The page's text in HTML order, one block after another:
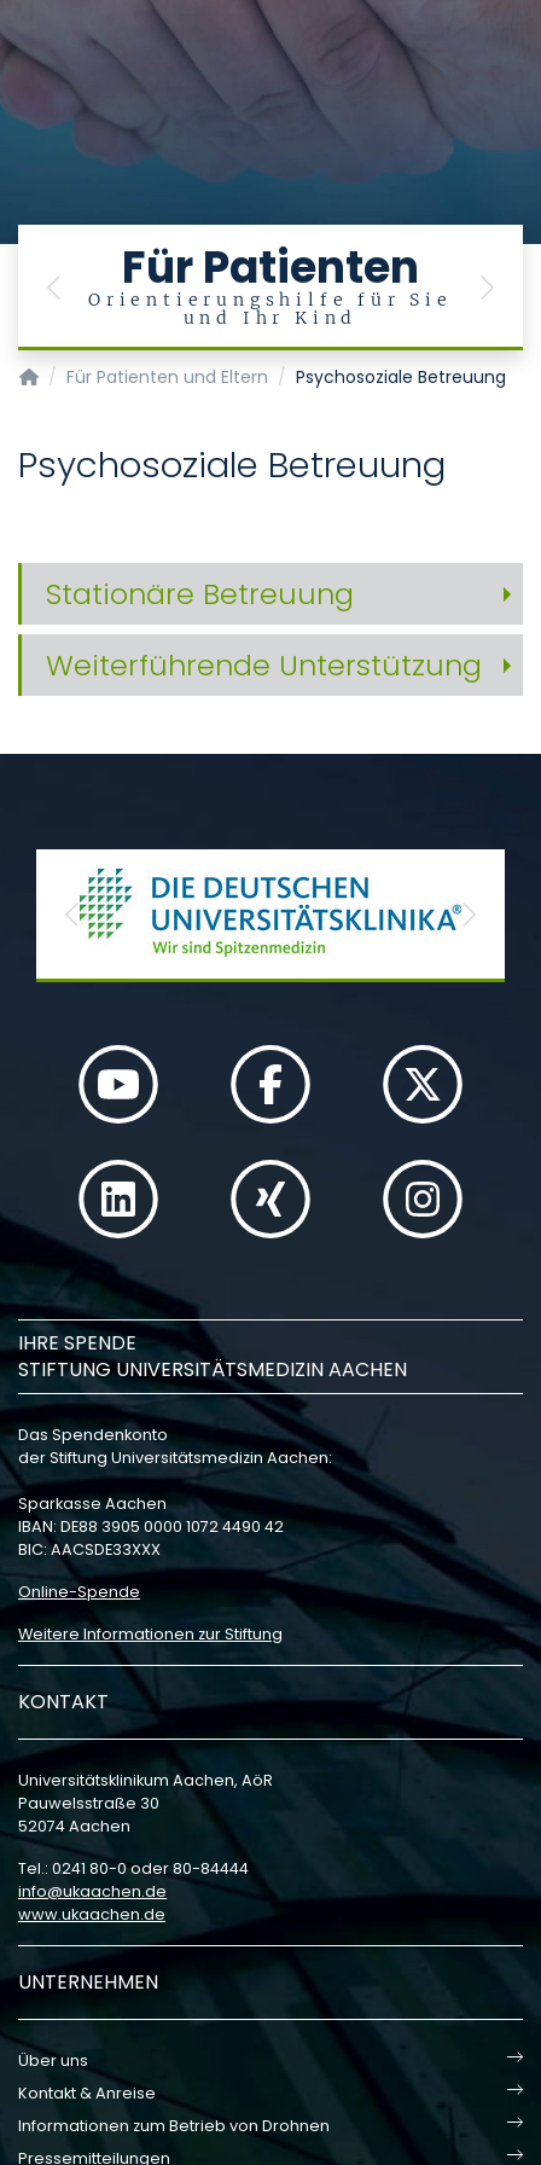
Für Patienten
Orientierungshilfe für Sie
und Ihr Kind
Previous Next
Klinik für Kinderkardiologie und Angeborene Herzfehler
Für Patienten und Eltern Psychosoziale Betreuung
Psychosoziale Betreuung
Stationäre Betreuung
Weiterführende Unterstützung
Previous Next
IHRE SPENDE
STIFTUNG UNIVERSITÄTSMEDIZIN AACHEN
Das Spendenkonto
der Stiftung Universitätsmedizin Aachen:
Sparkasse Aachen
IBAN: DE88 3905 0000 1072 4490 42
BIC: AACSDE33XXX
Online-Spende
Weitere Informationen zur Stiftung
KONTAKT
Universitätsklinikum Aachen, AöR
Pauwelsstraße 30
52074 Aachen
Tel.: 0241 80-0 oder 80-84444
info
ukaachen de
www.ukaachen.de
UNTERNEHMEN
Über uns
Kontakt & Anreise
Informationen zum Betrieb von Drohnen
Pressemitteilungen